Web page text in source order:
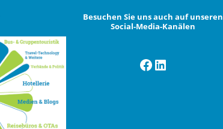
Besuchen Sie uns auch auf unseren
Social-Media-Kanälen
Facebook
LinkedIn